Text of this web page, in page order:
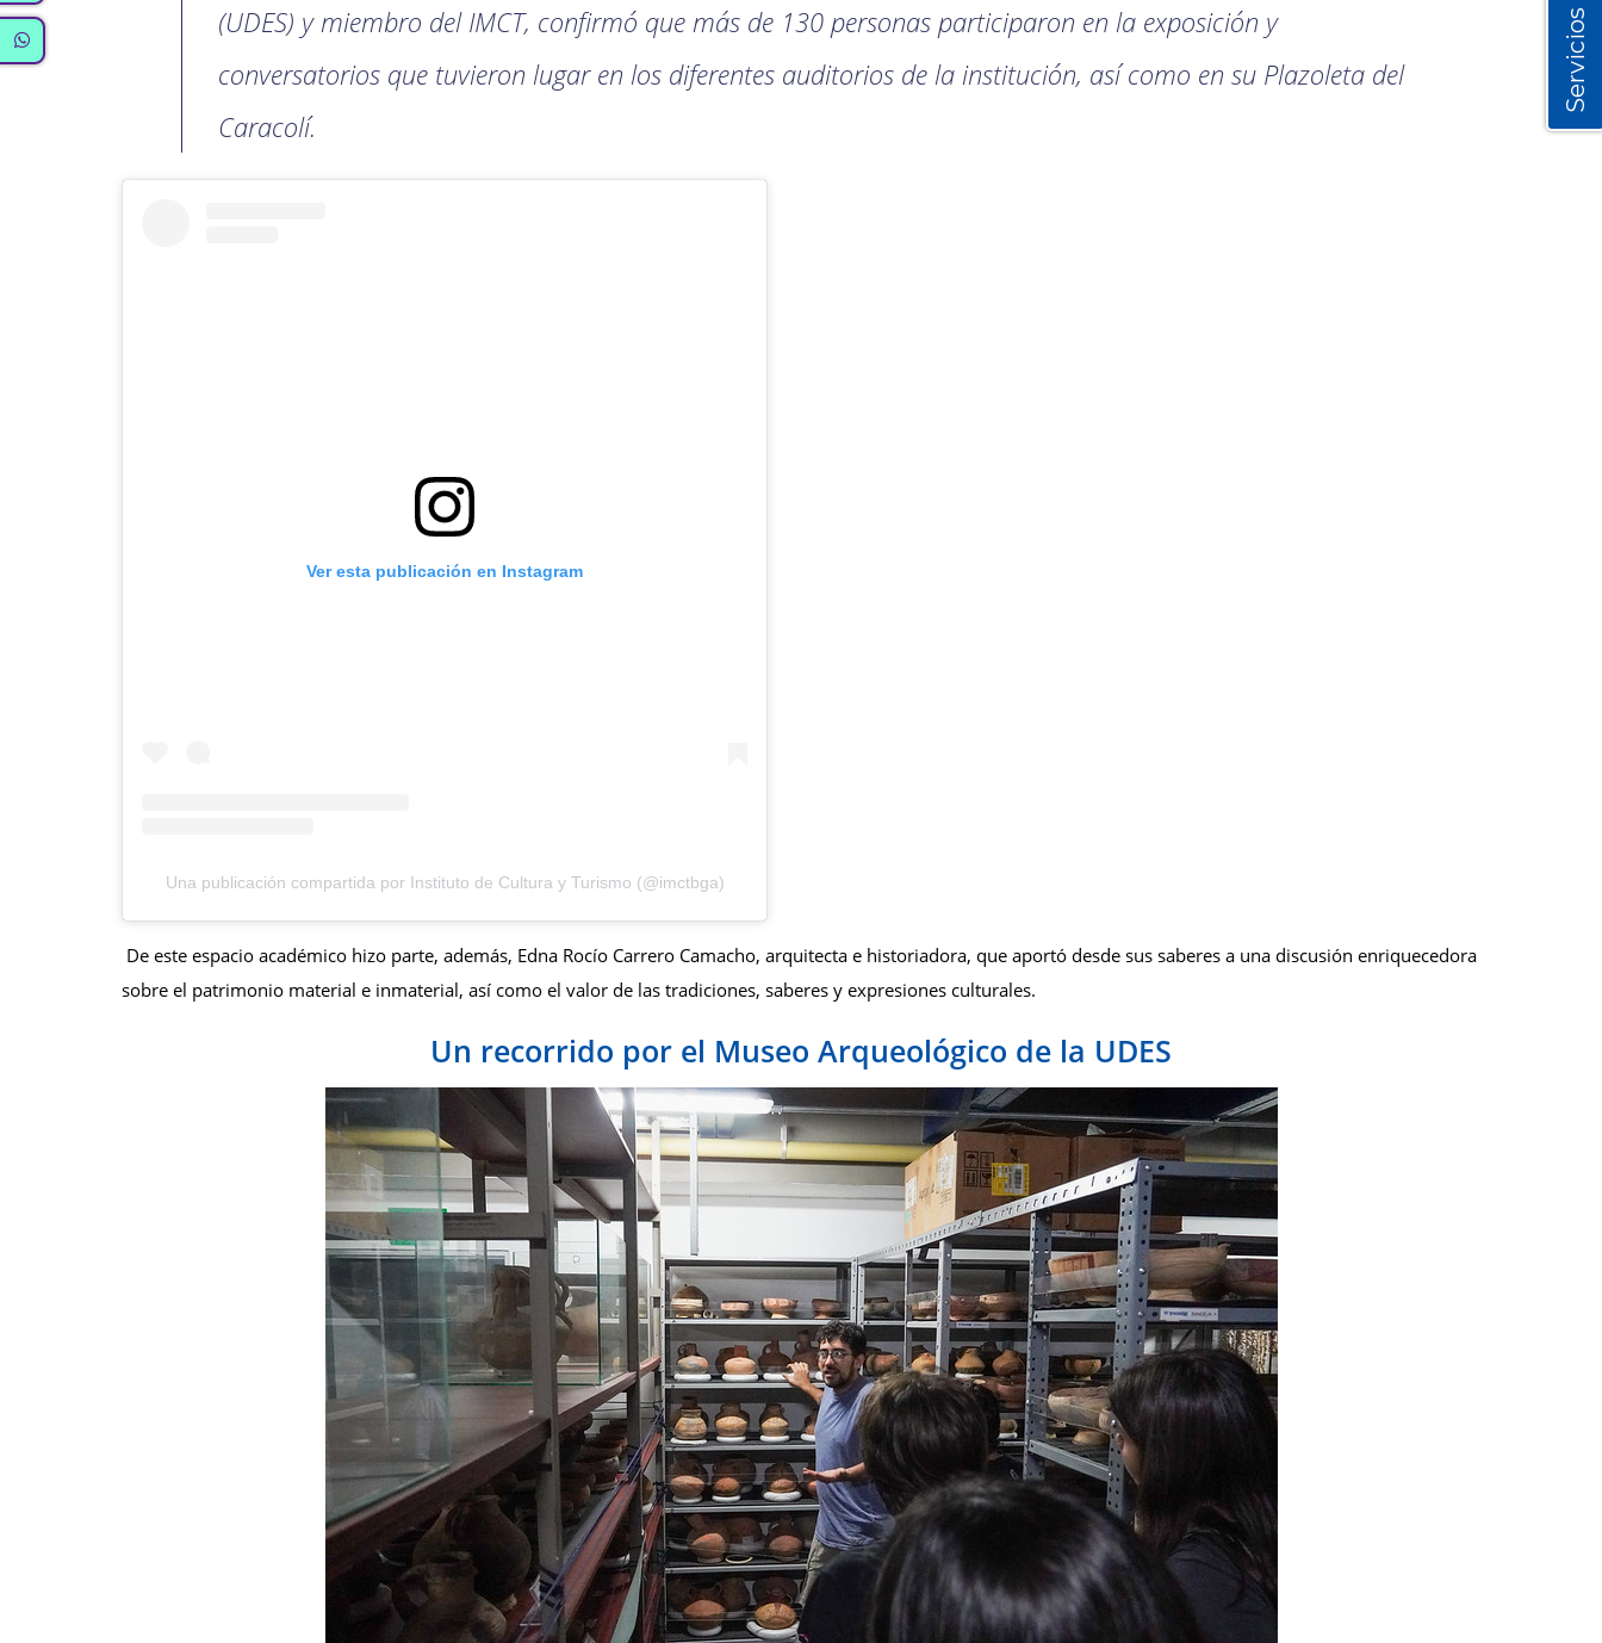
(UDES) y miembro del IMCT, confirmó que más de 130 personas participaron en la exposición y
conversatorios que tuvieron lugar en los diferentes auditorios de la institución, así como en su Plazoleta del
Caracolí.
Ver esta publicación en Instagram
Una publicación compartida por Instituto de Cultura y Turismo (@imctbga)
De este espacio académico hizo parte, además, Edna Rocío Carrero Camacho, arquitecta e historiadora, que aportó desde sus saberes a una discusión enriquecedora
sobre el patrimonio material e inmaterial, así como el valor de las tradiciones, saberes y expresiones culturales.
Un recorrido por el Museo Arqueológico de la UDES
Servicios